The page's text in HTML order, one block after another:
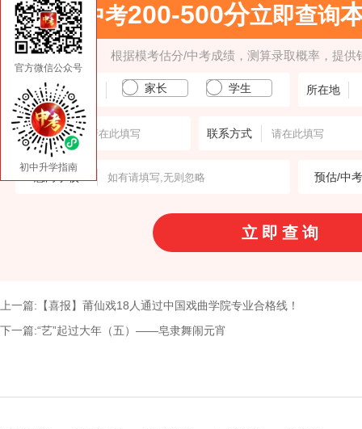
中考200-500分立即查询
根据模考估分/中考成绩，测算录取概率，提供
填报人身份 家长 学生 所在地
输入姓名 联系方式
预估/中
上一篇:【喜报】莆仙戏18人通过中国戏曲学院专业合格线！
下一篇:“艺”起过大年（五）——皂隶舞闹元宵
官方微信公众号
初中升学指南